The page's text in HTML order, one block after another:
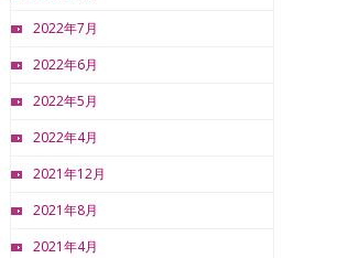
2022年7月
2022年6月
2022年5月
2022年4月
2021年12月
2021年8月
2021年4月